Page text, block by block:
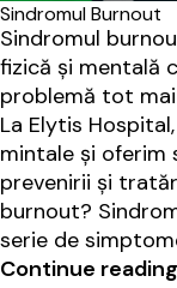
Sindromul Burnout
Sindromul
fizică și mentală
problemă tot
La Elytis
mintale și oferim
prevenirii și
burnout?
serie de
Continue reading